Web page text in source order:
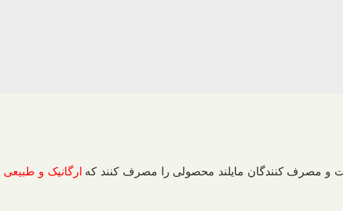
و مصرف کنندگان مایلند محصولی را مصرف کنند که ارگانیک و طبیعی